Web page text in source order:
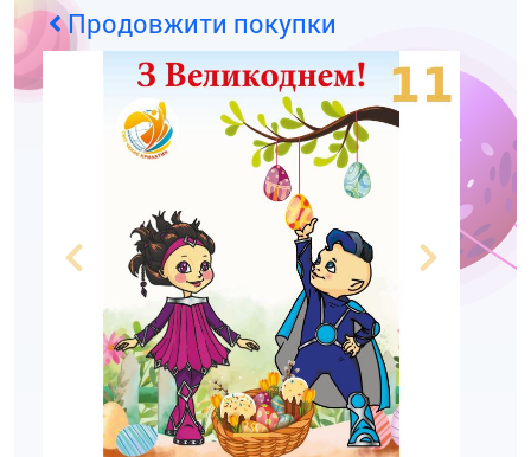
Продовжити покупки
Previous Next